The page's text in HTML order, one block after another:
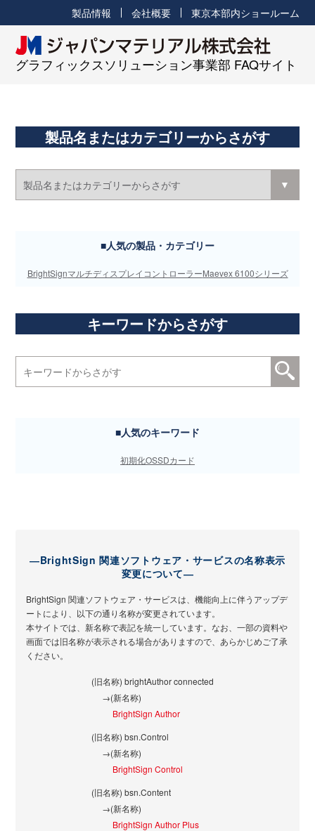
グラフィックスソリューション事業部 FAQサイト
製品情報 会社概要 東京本部内ショールーム
製品名またはカテゴリーからさがす
■人気の製品・カテゴリー
BrightSignマルチディスプレイコントローラーMaevex 6100シリーズ
キーワードからさがす
■人気のキーワード
初期化OSSDカード
―BrightSign 関連ソフトウェア・サービスの名称表示
変更について―
BrightSign 関連ソフトウェア・サービスは、機能向上に伴うアップデ
ートにより、以下の通り名称が変更されています。
本サイトでは、新名称で表記を統一しています。なお、一部の資料や
画面では旧名称が表示される場合がありますので、あらかじめご了承
ください。
(旧名称) brightAuthor connected
→(新名称)
BrightSign Author
(旧名称) bsn.Control
→(新名称)
BrightSign Control
(旧名称) bsn.Content
→(新名称)
BrightSign Author Plus